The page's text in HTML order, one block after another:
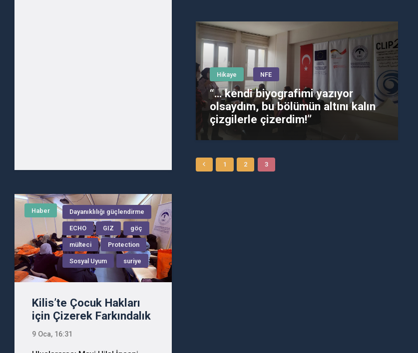
Haber Dayanıklılığı güçlendirme
ECHO GIZ göç
mülteci Protection
Sosyal Uyum suriye
Kilis’te Çocuk Hakları
için Çizerek Farkındalık
9 Oca, 16:31
Hikaye NFE
“… kendi biyografimi yazıyor
olsaydım, bu bölümün altını kalın
çizgilerle çizerdim!”
1 2 3